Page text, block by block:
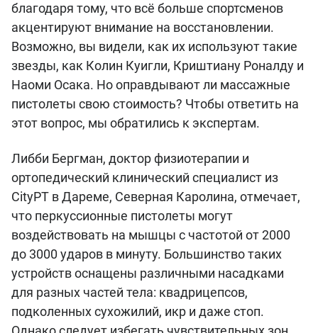
благодаря тому, что всё больше спортсменов
акцентируют внимание на восстановлении.
Возможно, вы видели, как их используют такие
звезды, как Колин Куигли, Криштиану Роналду и
Наоми Осака. Но оправдывают ли массажные
пистолеты свою стоимость? Чтобы ответить на
этот вопрос, мы обратились к экспертам.
Либби Бергман, доктор физиотерапии и
ортопедический клинический специалист из
CityPT в Дареме, Северная Каролина, отмечает,
что перкуссионные пистолеты могут
воздействовать на мышцы с частотой от 2000
до 3000 ударов в минуту. Большинство таких
устройств оснащены различными насадками
для разных частей тела: квадрицепсов,
подколенных сухожилий, икр и даже стоп.